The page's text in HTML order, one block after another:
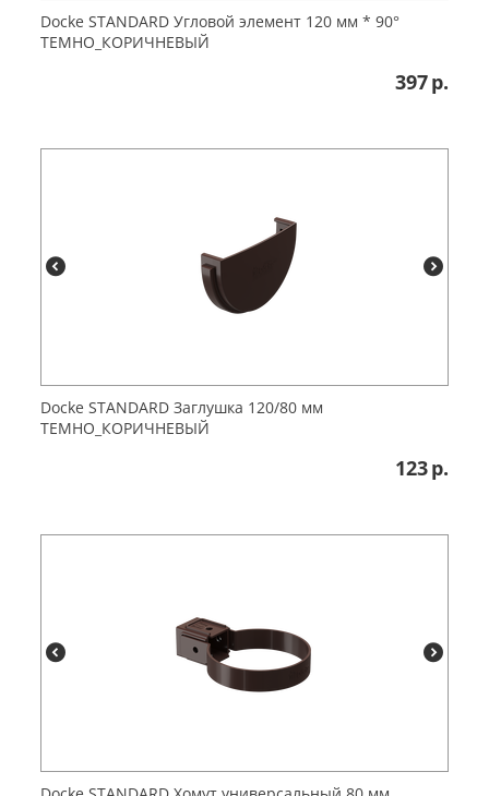
Dоcke STANDARD Угловой элемент 120 мм * 90°
ТЕМНО_КОРИЧНЕВЫЙ
397р.
Dоcke STANDARD Заглушка 120/80 мм
ТЕМНО_КОРИЧНЕВЫЙ
123р.